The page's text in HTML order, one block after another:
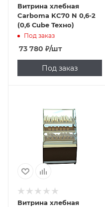
Витрина хлебная
Carboma KC70 N 0,6-2
(0,6 Сube Техно)
Под заказ
73 780 ₽/шт
Под заказ
Витрина хлебная